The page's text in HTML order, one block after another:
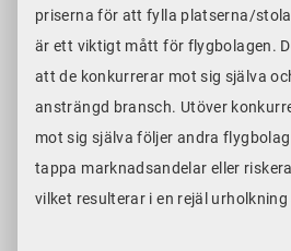
priserna för att fylla platserna/
är ett viktigt mått för flygbolagen.
att de konkurrerar mot sig själva
ansträngd bransch. Utöver
mot sig själva följer andra
tappa marknadsandelar eller
vilket resulterar i en rejäl